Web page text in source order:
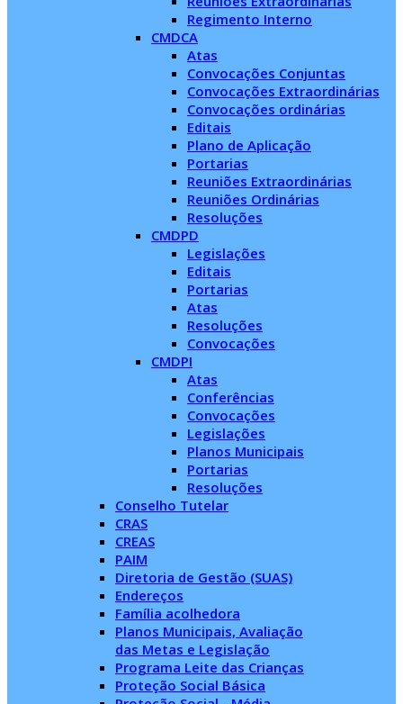
Regimento Interno
CMDCA
Atas
Convocações Conjuntas
Convocações Extraordinárias
Convocações ordinárias
Editais
Plano de Aplicação
Portarias
Reuniões Extraordinárias
Reuniões Ordinárias
Resoluções
CMDPD
Legislações
Editais
Portarias
Atas
Resoluções
Convocações
CMDPI
Atas
Conferências
Convocações
Legislações
Planos Municipais
Portarias
Resoluções
Conselho Tutelar
CRAS
CREAS
PAIM
Diretoria de Gestão (SUAS)
Endereços
Família acolhedora
Planos Municipais, Avaliação
das Metas e Legislação
Programa Leite das Crianças
Proteção Social Básica